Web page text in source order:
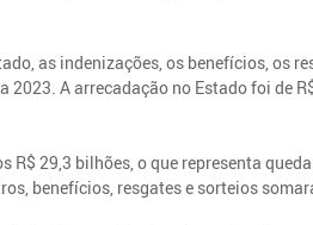
as indenizações, os benefícios, os
2023. A arrecadação no Estado foi de
29,3 bilhões, o que representa
benefícios, resgates e sorteios